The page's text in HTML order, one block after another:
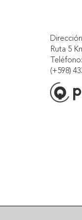
Ruta 5
Teléfono:
(+598)